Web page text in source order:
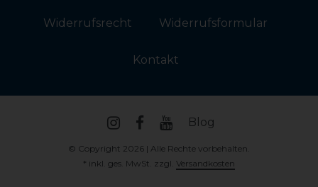
Widerrufs­recht Widerrufs­formular
Kontakt
Blog
© Copyright 2026 | Alle Rechte vorbehalten.
* inkl. ges. MwSt. zzgl. Versandkosten